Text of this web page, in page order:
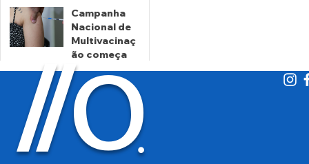
motoristas
por
cobrança
indevida do
Detran-GO
há 1 dia
Campanha
Nacional de
Multivacinaç
ão começa
nesta
segunda
há 2 dias
//O